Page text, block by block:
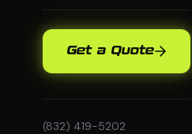
Get a Quote
(832) 419-5202